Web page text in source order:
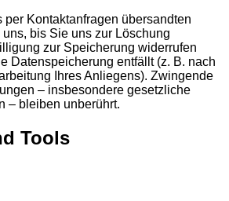
per Kontaktanfragen übersandten
bis Sie uns zur Löschung
zur Speicherung widerrufen
Datenspeicherung entfällt (z. B. nach
Ihres Anliegens). Zwingende
– insbesondere gesetzliche
– bleiben unberührt.
Tools